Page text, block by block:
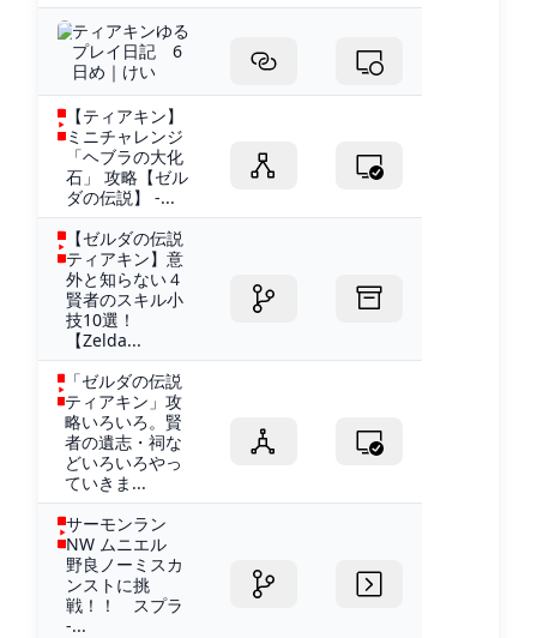
ティアキンゆる
プレイ日記 6
日め｜けい
【ティアキン】
ミニチャレンジ
「ヘブラの大化
石」 攻略【ゼル
ダの伝説】 -...
【ゼルダの伝説
ティアキン】意
外と知らない４
賢者のスキル小
技10選！
【Zelda...
「ゼルダの伝説
ティアキン」攻
略いろいろ。賢
者の遺志・祠な
どいろいろやっ
ていきま...
サーモンラン
NW ムニエル
野良ノーミスカ
ンストに挑
戦！！ スプラ
-...